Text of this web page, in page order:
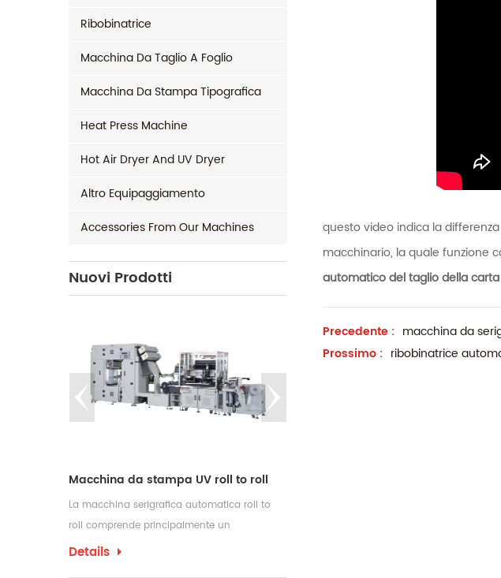
Ribobinatrice
Macchina Da Taglio A Foglio
Macchina Da Stampa Tipografica
Heat Press Machine
Hot Air Dryer And UV Dryer
Altro Equipaggiamento
Accessories From Our Machines
Nuovi Prodotti
Macchina da stampa UV roll to roll
La macchina serigrafica automatica roll to
roll comprende principalmente un
alimentatore, una stazione di serigrafia e un
Details
questo video indica la
macchinario, la quale funzione
automatico del taglio della carta
Precedente : macchina da
Prossimo : ribobinatrice